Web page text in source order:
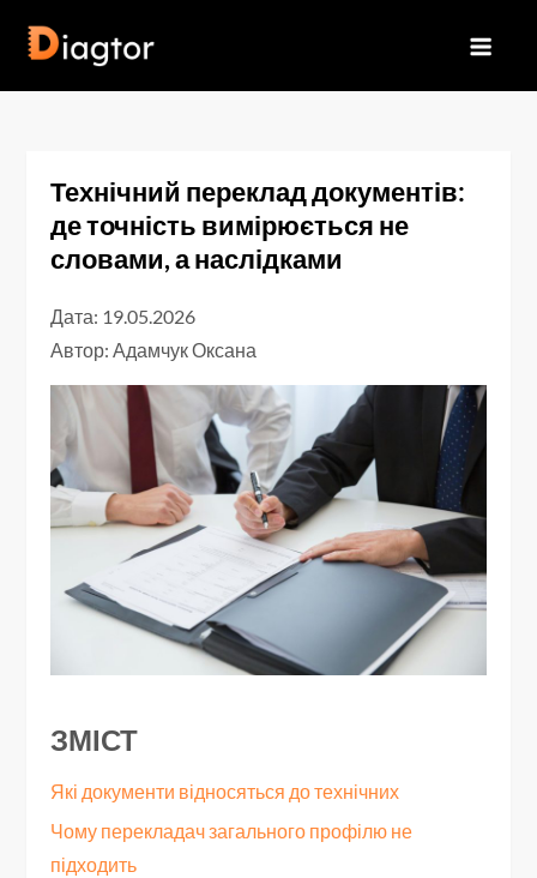
Технічний переклад документів:
де точність вимірюється не
словами, а наслідками
Дата: 19.05.2026
Автор:Адамчук Оксана
ЗМІСТ
Які документи відносяться до технічних
Чому перекладач загального профілю не
підходить